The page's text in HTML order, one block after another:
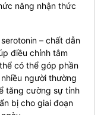
năng nhận thức
– chất dẫn
điều chỉnh tâm
có thể góp phần
người thường
tăng cường sự tỉnh
bị cho giai đoạn